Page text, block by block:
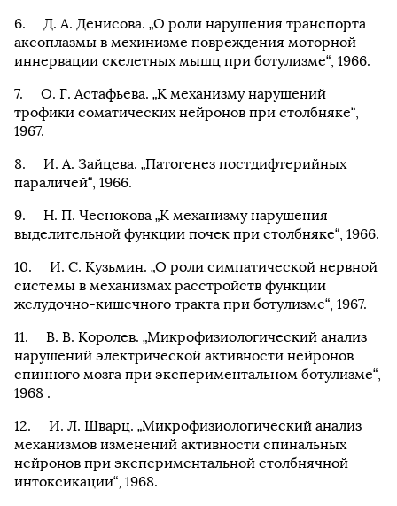
Д. А. Денисова. „О роли нарушения транспорта
аксоплазмы в мехинизме повреждения моторной
иннервации скелетных мышц при ботулизме“, 1966.
О. Г. Астафьева. „К механизму нарушений
трофики соматических нейронов при столбняке“,
1967.
И. А. Зайцева. „Патогенез постдифтерийных
параличей“, 1966.
Н. П. Чеснокова „К механизму нарушения
выделительной функции почек при столбняке“, 1966.
И. С. Кузьмин. „О роли симпатической нервной
системы в механизмах расстройств функции
желудочно-кишечного тракта при ботулизме“, 1967.
В. В. Королев. „Микрофизиологический анализ
нарушений электрической активности нейронов
спинного мозга при экспериментальном ботулизме“,
1968 .
И. Л. Шварц. „Микрофизиологический анализ
механизмов изменений активности спинальных
нейронов при экспериментальной столбнячной
интоксикации“, 1968.